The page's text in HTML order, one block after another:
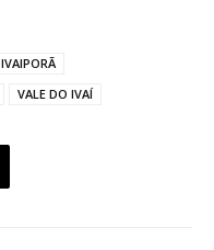
IVAIPORÃ
VALE DO IVAÍ